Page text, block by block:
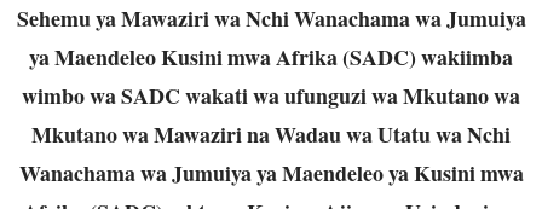
Sehemu ya Mawaziri wa Nchi Wanachama wa Jumuiya
ya Maendeleo Kusini mwa Afrika (SADC) wakiimba
wimbo wa SADC wakati wa ufunguzi wa Mkutano wa
Mkutano wa Mawaziri na Wadau wa Utatu wa Nchi
Wanachama wa Jumuiya ya Maendeleo ya Kusini mwa